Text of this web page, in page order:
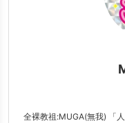
全裸教祖:MUGA(無我) 「